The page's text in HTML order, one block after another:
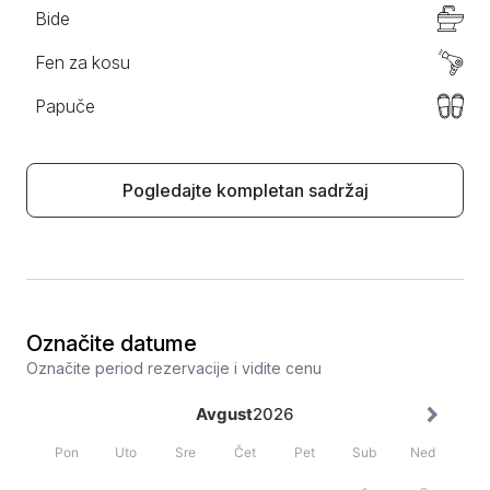
Bide
Fen za kosu
Papuče
Pogledajte kompletan sadržaj
Označite datume
Označite period rezervacije i vidite cenu